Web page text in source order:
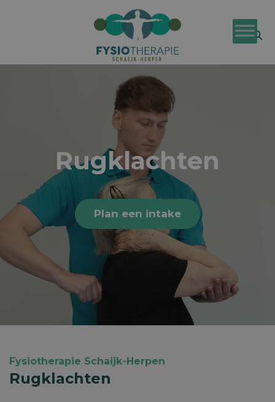
Rugklachten
Plan een intake
Fysiotherapie Schaijk-Herpen
Rugklachten